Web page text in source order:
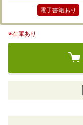
電子書籍あり
※在庫あり